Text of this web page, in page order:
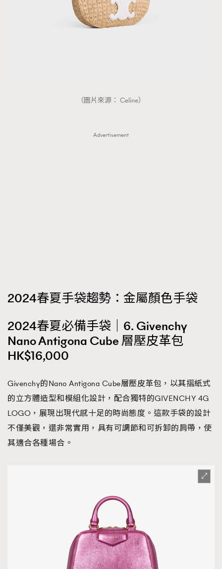
（圖片來源： Celine）
Advertisement
2024春夏手袋趨勢：金屬顏色手袋
2024春夏必備手袋｜6. Givenchy
Nano Antigona Cube 層壓皮革包
HK$16,000
Givenchy的Nano Antigona Cube層壓皮革包，以其摺紙式
的立方體造型和模組化設計，配合獨特的GIVENCHY 4G
LOGO，展現出現代感十足的時尚態度。這款手袋的設計
不僅美觀，還非常實用，具有可調節和可拆卸的肩帶，使
其適合各種場合。